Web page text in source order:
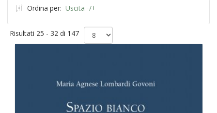
Ordina per: Uscita -/+
Risultati 25 - 32 di 147